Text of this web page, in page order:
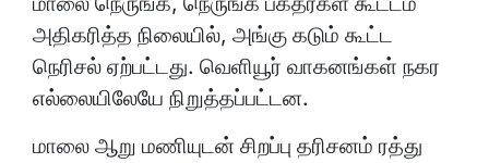
அதிகரித்த நிலையில், அங்கு கடும் கூட்ட
நெரிசல் ஏற்பட்டது. வெளியூர் வாகனங்கள் நகர
எல்லையிலேயே நிறுத்தப்பட்டன.
மாலை ஆறு மணியுடன் சிறப்பு தரிசனம் ரத்து